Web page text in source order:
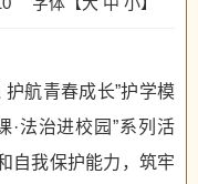
航青春成长”护学模
·法治进校园”系列活
自我保护能力，筑牢